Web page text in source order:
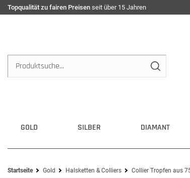
Topqualität zu fairen Preisen seit über 15 Jahren
GOLD SILBER DIAMANT
Startseite Gold Halsketten & Colliers Collier Tropfen aus